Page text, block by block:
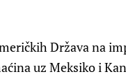
Država na
uz Meksiko i